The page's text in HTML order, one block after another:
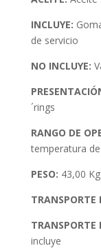
INCLUYE:
de servicio
NO INCLUYE:
´rings
RANGO DE
temperatura
PESO: 43,00 Kg.
TRANSPORTE
TRANSPORTE
incluye